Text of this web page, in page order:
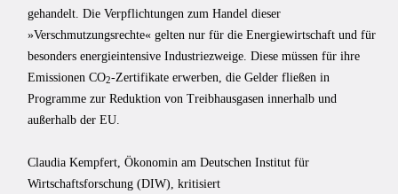
gehandelt. Die Verpflichtungen zum Handel dieser
»Verschmutzungsrechte« gelten nur für die Energiewirtschaft und für
besonders energieintensive Industriezweige. Diese müssen für ihre
Emissionen CO2-Zertifikate erwerben, die Gelder fließen in
Programme zur Reduktion von Treibhausgasen innerhalb und
außerhalb der EU.
Claudia Kempfert, Ökonomin am Deutschen Institut für
Wirtschaftsforschung (DIW), kritisiert